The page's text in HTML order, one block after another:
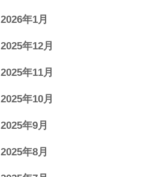
2026年1月
2025年12月
2025年11月
2025年10月
2025年9月
2025年8月